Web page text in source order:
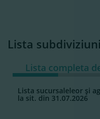
Lista
Lista completa
Lista sucursaleleor şi
la sit. din 31.07.2026